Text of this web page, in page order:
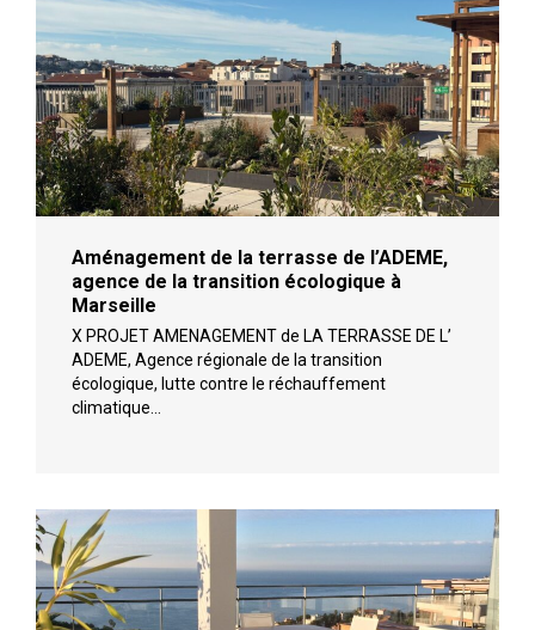
Aménagement de la terrasse de l’ADEME,
agence de la transition écologique à
Marseille
X PROJET AMENAGEMENT de LA TERRASSE DE L’
ADEME, Agence régionale de la transition
écologique, lutte contre le réchauffement
climatique…